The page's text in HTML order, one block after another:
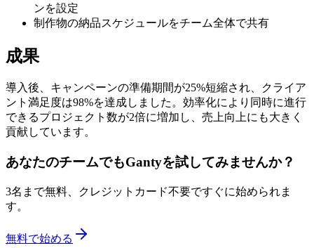
ンを設定
制作物の納品スケジュールをチーム全体で共有
成果
導入後、キャンペーンの準備期間が25%短縮され、クライア
ント満足度は98%を達成しました。効率化により同時に進行
できるプロジェクト数が2倍に増加し、売上向上にも大きく
貢献しています。
あなたのチームでもGantyを試してみませんか？
3名まで無料、クレジットカード不要ですぐに始められま
す。
無料で始める